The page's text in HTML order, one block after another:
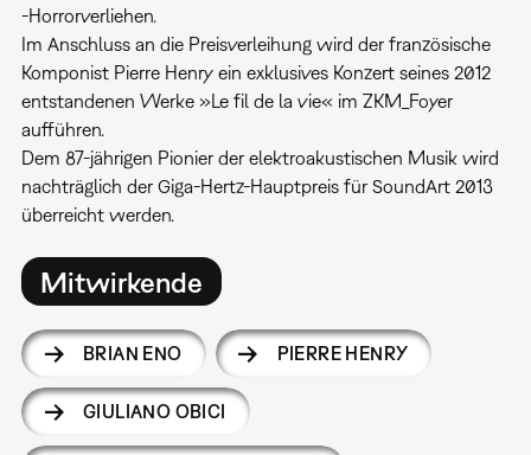
-Horrorverliehen.
Im Anschluss an die Preisverleihung wird der französische
Komponist Pierre Henry ein exklusives Konzert seines 2012
entstandenen Werke »Le fil de la vie« im ZKM_Foyer
aufführen.
Dem 87-jährigen Pionier der elektroakustischen Musik wird
nachträglich der Giga-Hertz-Hauptpreis für SoundArt 2013
überreicht werden.
Mitwirkende
BRIAN ENO PIERRE HENRY
GIULIANO OBICI